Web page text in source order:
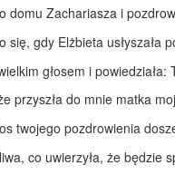
domu Zachariasza i
się, gdy Elżbieta usłyszała
głosem i
przyszła do mnie matka
twojego pozdrowienia
co uwierzyła, że będzie